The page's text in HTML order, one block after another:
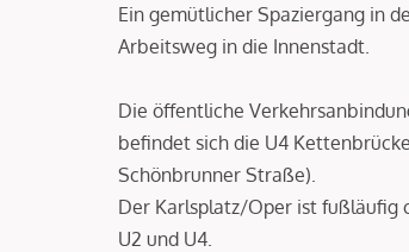
Ein gemütlicher Spaziergang in
Arbeitsweg in die Innenstadt.
Die öffentliche
befindet sich die U4
Schönbrunner Straße).
Der Karlsplatz/Oper ist fußläufig
U2 und U4.